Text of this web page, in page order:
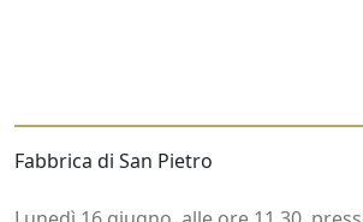
Fabbrica di San Pietro